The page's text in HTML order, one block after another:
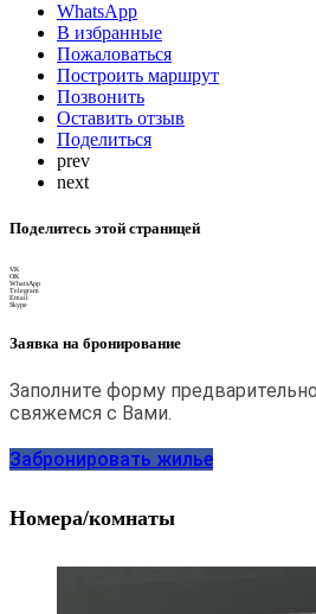
WhatsApp
В избранные
Пожаловаться
Построить маршрут
Позвонить
Оставить отзыв
Поделиться
prev
next
Поделитесь этой страницей
VK
OK
WhatsApp
Telegram
Email
Skype
Заявка на бронирование
Заполните форму
свяжемся с Вами.
Забронировать жилье
Номера/комнаты